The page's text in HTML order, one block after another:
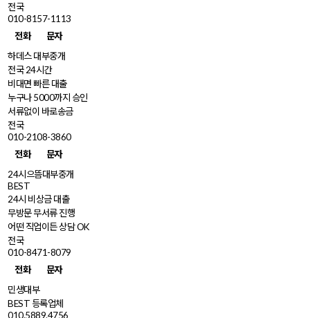
전국
010-8157-1113
전화
문자
하데스 대부중개
전국 24시간
비대면 빠른 대출
누구나 5000까지 승인
서류없이 바로송금
전국
010-2108-3860
전화
문자
24시으뜸대부중개
BEST
24시 비상금 대출
무방문 무서류 진행
어떤 직업이든 상담 OK
전국
010-8471-8079
전화
문자
민생대부
BEST 등록업체
010.5889.4756